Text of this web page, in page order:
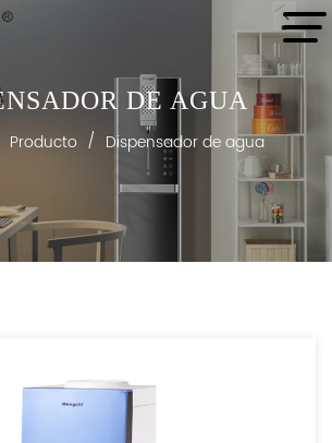
DE AGUA
Producto / Dispensador de agua